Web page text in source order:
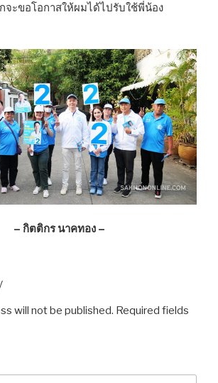
จะขอโอกาสให้ผมได้ไปรับใช้พี่น้อง
– กิตติกร นาคทอง –
will not be published. Required fields